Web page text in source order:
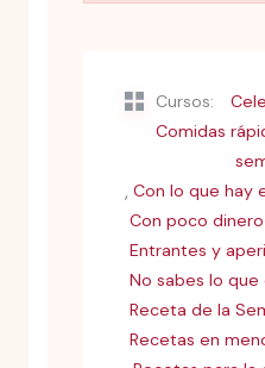
Cursos:
Comidas
, Con lo que hay
Con poco dinero
Entrantes y
No sabes lo que
Receta de la
Recetas en